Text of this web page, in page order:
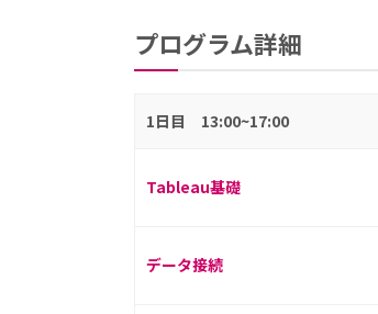
プログラム詳細
1日目 13:00~17:00
Tableau基礎
データ接続